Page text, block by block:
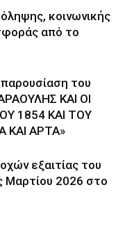
κοινωνικής
από το
του
ΚΑΙ ΟΙ
1854 ΚΑΙ ΤΟΥ
ΚΑΙ ΑΡΤΑ»
εξαιτίας του
Μαρτίου 2026 στο